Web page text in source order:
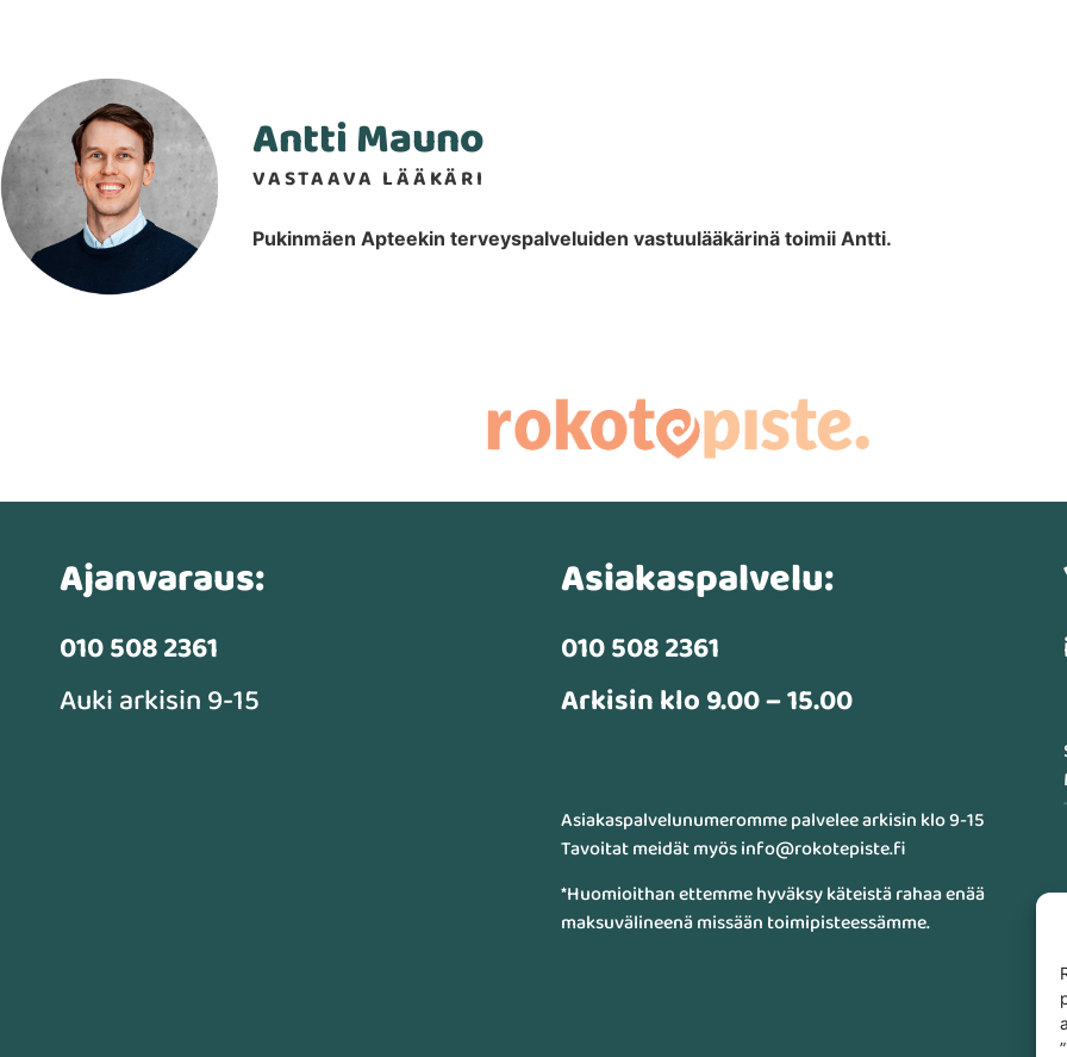
Antti Mauno
VASTAAVA LÄÄKÄRI
Pukinmäen Apteekin terveyspalveluiden vastuulääkärinä toimii Antti.
Ajanvaraus:
010 508 2361
Auki arkisin 9-15
Asiakaspalvelu:
010 508 2361
Arkisin klo 9.00 – 15.00
Asiakaspalvelunumeromme palvelee arkisin klo 9-15
Tavoitat meidät myös info@rokotepiste.fi
*Huomioithan ettemme hyväksy käteistä rahaa enää
maksuvälineenä missään toimipisteessämme.